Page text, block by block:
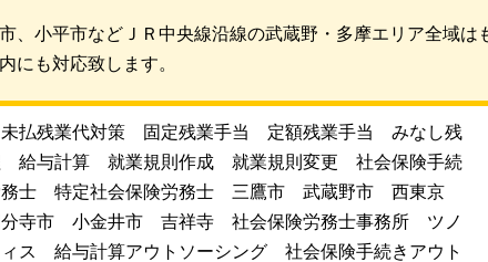
、小平市などＪＲ中央線沿線の武蔵野・多摩エリア全域は
にも対応致します。
払残業代対策 固定残業手当 定額残業手当 みなし残
給与計算 就業規則作成 就業規則変更 社会保険手続
士 特定社会保険労務士 三鷹市 武蔵野市 西東京
寺市 小金井市 吉祥寺 社会保険労務士事務所 ツノ
ィス 給与計算アウトソーシング 社会保険手続きアウト